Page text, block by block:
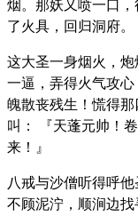
烟。那妖又喷一口
了火具，回归洞府。
这大圣一身烟火，
一逼，弄得火气攻
魄散丧残生！慌得
叫： 『天蓬元帅！
来！』
八戒与沙僧听得呼
不顾泥泞，顺涧边